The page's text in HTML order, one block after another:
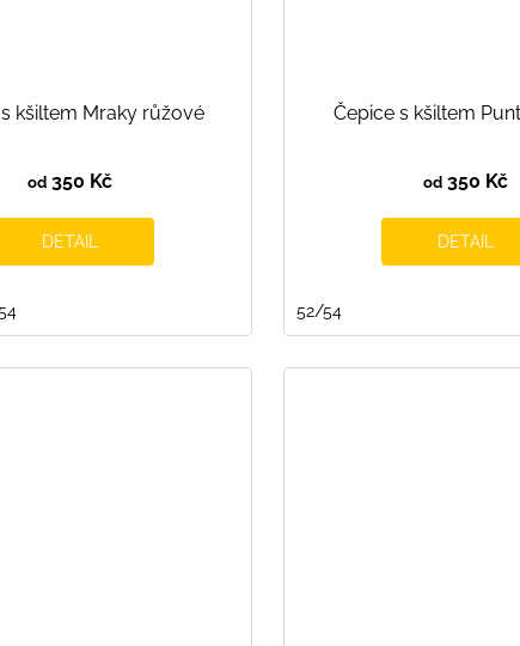
56
kšiltem Mraky růžové
od 350 Kč
DETAIL
Čepice s kšiltem
od 350 Kč
DETAIL
52/54